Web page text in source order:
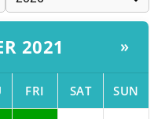
2021 »
FRI SAT SUN